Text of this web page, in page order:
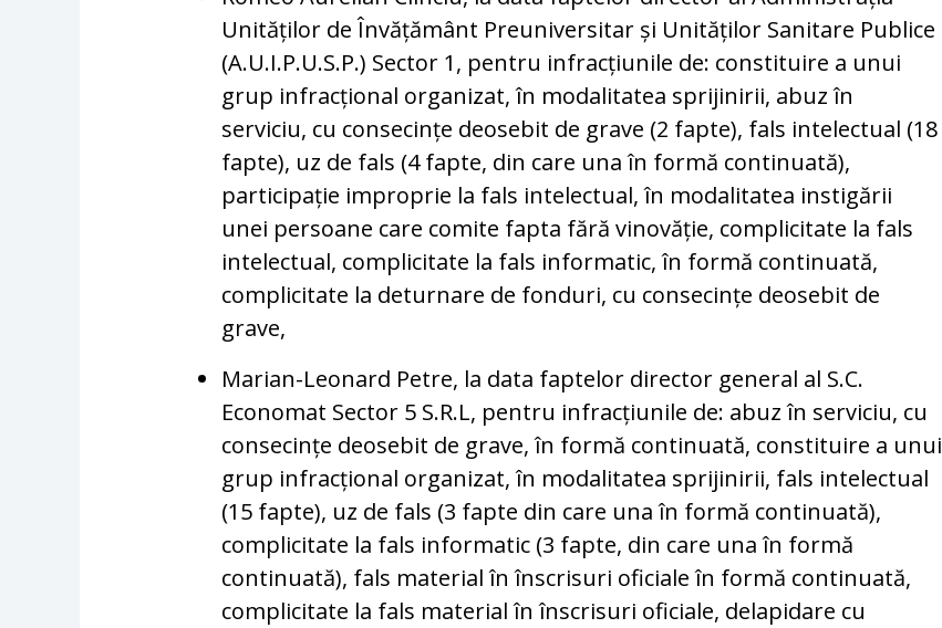
Unităților de Învățământ Preuniversitar și Unităților Sanitare Publice
(A.U.I.P.U.S.P.) Sector 1, pentru infracțiunile de: constituire a unui
grup infracțional organizat, în modalitatea sprijinirii, abuz în
serviciu, cu consecințe deosebit de grave (2 fapte), fals intelectual (18
fapte), uz de fals (4 fapte, din care una în formă continuată),
participație improprie la fals intelectual, în modalitatea instigării
unei persoane care comite fapta fără vinovăție, complicitate la fals
intelectual, complicitate la fals informatic, în formă continuată,
complicitate la deturnare de fonduri, cu consecințe deosebit de
grave,
Marian-Leonard Petre, la data faptelor director general al S.C.
Economat Sector 5 S.R.L, pentru infracțiunile de: abuz în serviciu, cu
consecințe deosebit de grave, în formă continuată, constituire a unui
grup infracțional organizat, în modalitatea sprijinirii, fals intelectual
(15 fapte), uz de fals (3 fapte din care una în formă continuată),
complicitate la fals informatic (3 fapte, din care una în formă
continuată), fals material în înscrisuri oficiale în formă continuată,
complicitate la fals material în înscrisuri oficiale, delapidare cu